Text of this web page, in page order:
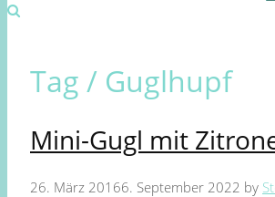
Tag / Guglhupf
Mini-Gugl mit
26. März 20166. September 2022 by